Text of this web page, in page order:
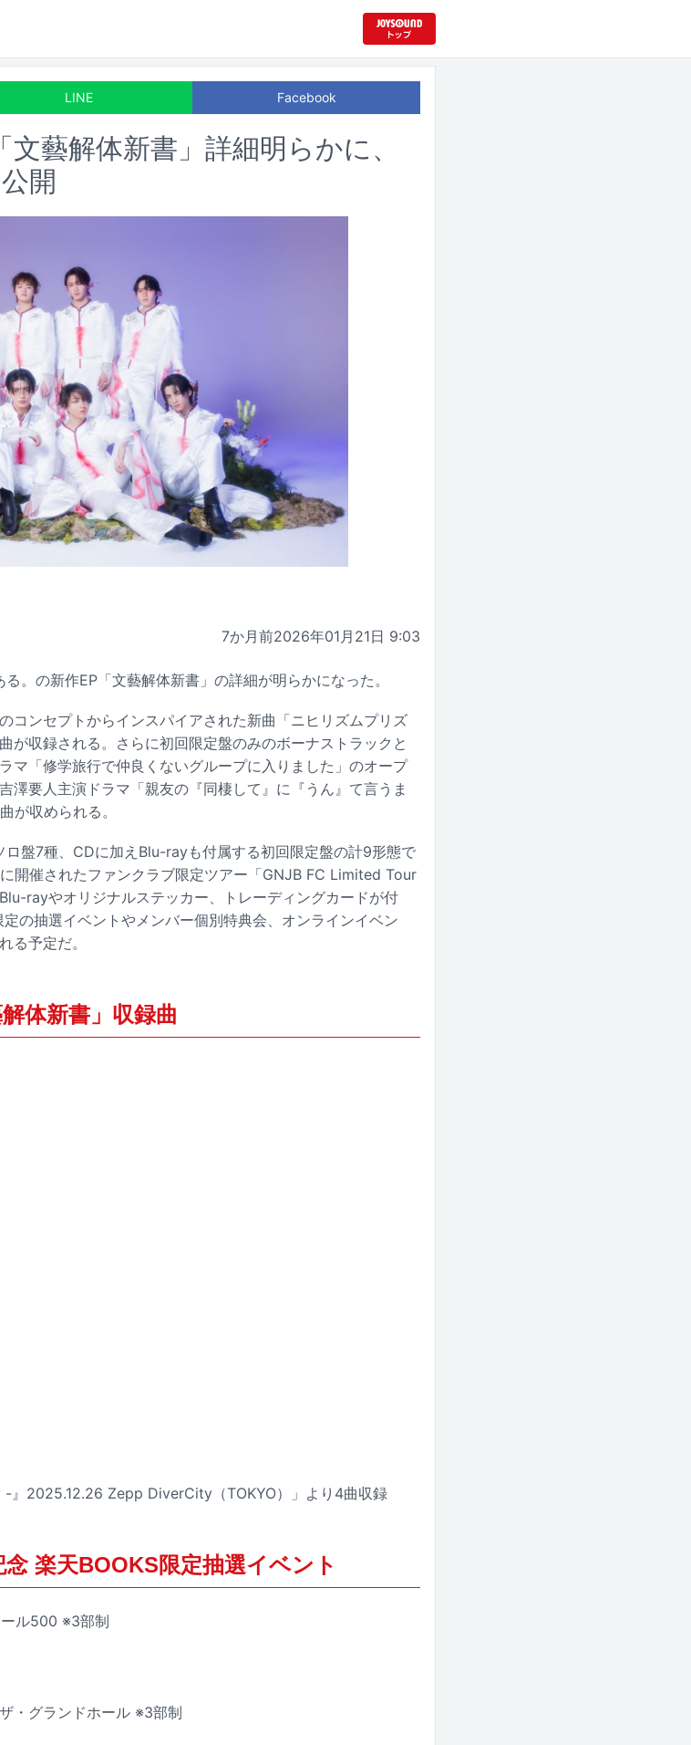
LINE Facebook
藝解体新書」詳細明らかに、
開
7か月前2026年01月21日 9:03
。の新作EP「文藝解体新書」の詳細が明らかになった。
コンセプトからインスパイアされた新曲「ニヒリズムプリズ
が収録される。さらに初回限定盤のみのボーナストラックと
マ「修学旅行で仲良くないグループに入りました」のオープ
澤要人主演ドラマ「親友の『同棲して』に『うん』て言うま
が収められる。
ロ盤7種、CDに加えBlu-rayも付属する初回限定盤の計9形態で
開催されたファンクラブ限定ツアー「GNJB FC Limited Tour
rayやオリジナルステッカー、トレーディングカードが付
の抽選イベントやメンバー個別特典会、オンラインイベン
る予定だ。
体新書」収録曲
』2025.12.26 Zepp DiverCity（TOKYO）」より4曲収録
楽天BOOKS限定抽選イベント
ル500 ※3部制
・グランドホール ※3部制